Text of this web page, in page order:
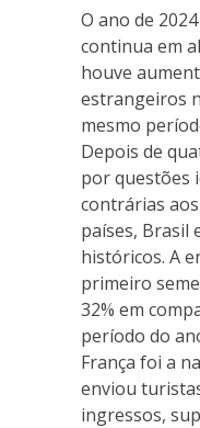
O ano de
continua em
houve
estrangeiros
mesmo
Depois de
por questões
contrárias
países, Brasil
históricos. A
primeiro
32% em
período do
França foi a
enviou
ingressos,